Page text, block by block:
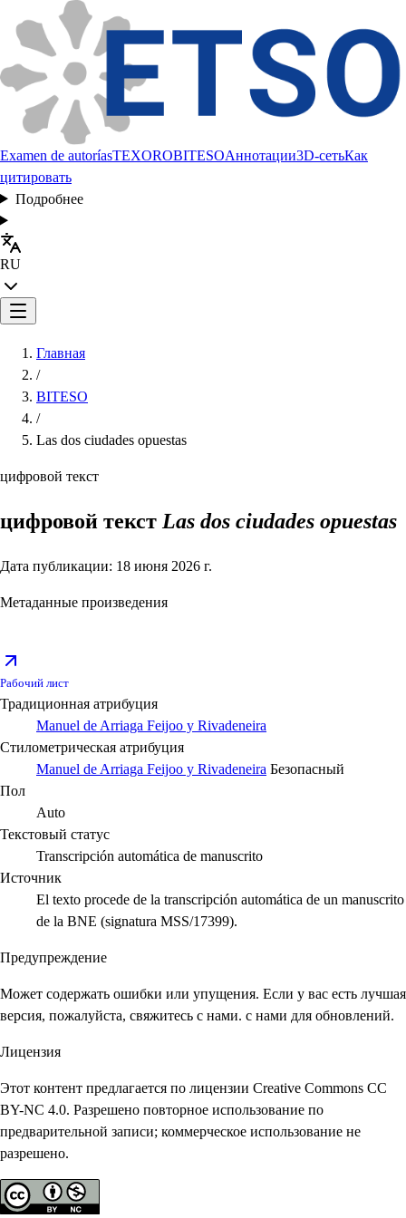
Examen de autoríasTEXOROBITESOАннотации3D-сетьКак
цитировать
Подробнее
RU
Главная
/
BITESO
/
Las dos ciudades opuestas
цифровой текст
цифровой текст Las dos ciudades opuestas
Дата публикации: 18 июня 2026 г.
Метаданные произведения
Рабочий лист
Традиционная атрибуция
Manuel de Arriaga Feijoo y Rivadeneira
Стилометрическая атрибуция
Manuel de Arriaga Feijoo y Rivadeneira Безопасный
Пол
Auto
Текстовый статус
Transcripción automática de manuscrito
Источник
El texto procede de la transcripción automática de un manuscrito
de la BNE (signatura MSS/17399).
Предупреждение
Может содержать ошибки или упущения. Если у вас есть лучшая
версия, пожалуйста, свяжитесь с нами. с нами для обновлений.
Лицензия
Этот контент предлагается по лицензии Creative Commons CC
BY-NC 4.0. Разрешено повторное использование по
предварительной записи; коммерческое использование не
разрешено.